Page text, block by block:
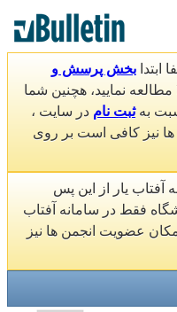
بخش پرسش و
مطالعه نمایید، هچنین شما
بهثبت نام در سایت ،
ها نیز کافی است بر روی
آفتاب یار از این پس
فقط در سامانه آفتاب
عضویت انجمن ها نیز